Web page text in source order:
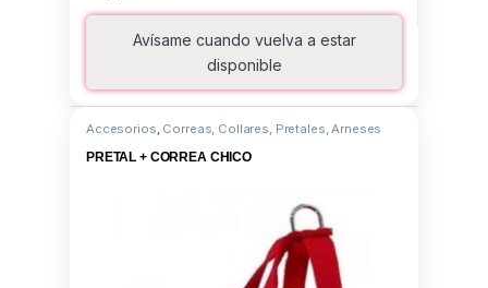
Avísame cuando vuelva a estar
disponible
Accesorios, Correas, Collares, Pretales, Arneses
PRETAL + CORREA CHICO